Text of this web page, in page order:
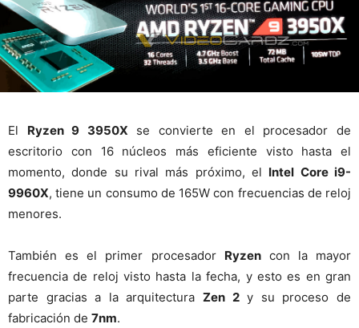
El Ryzen 9 3950X se convierte en el procesador de
escritorio con 16 núcleos más eficiente visto hasta el
momento, donde su rival más próximo, el Intel Core i9-
9960X, tiene un consumo de 165W con frecuencias de reloj
menores.
También es el primer procesador Ryzencon la mayor
frecuencia de reloj visto hasta la fecha, y esto es en gran
parte gracias a la arquitectura Zen 2y su proceso de
fabricación de 7nm.